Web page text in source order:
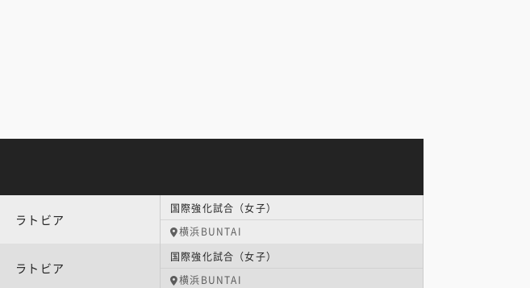
ラトビア
国際強化試合（女子）
横浜BUNTAI
ラトビア
国際強化試合（女子）
横浜BUNTAI